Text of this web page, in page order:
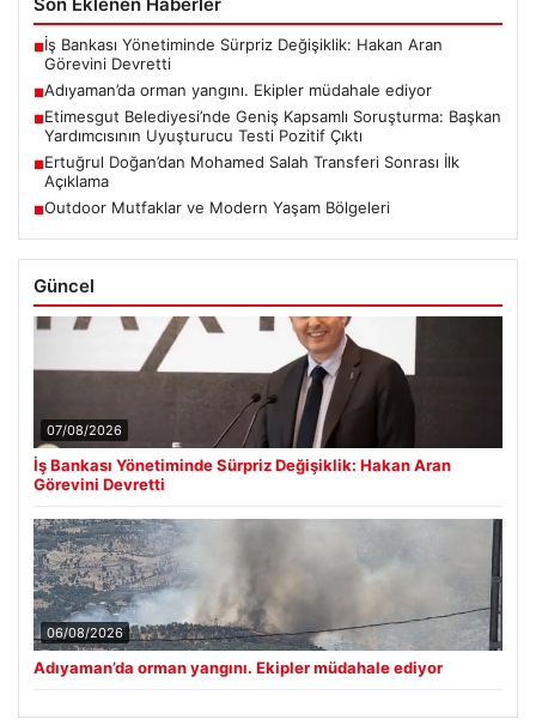
■İş Bankası Yönetiminde Sürpriz Değişiklik: Hakan Aran
Görevini Devretti
■Adıyaman’da orman yangını. Ekipler müdahale ediyor
■Etimesgut Belediyesi’nde Geniş Kapsamlı Soruşturma: Başkan
Yardımcısının Uyuşturucu Testi Pozitif Çıktı
■Ertuğrul Doğan’dan Mohamed Salah Transferi Sonrası İlk
Açıklama
■Outdoor Mutfaklar ve Modern Yaşam Bölgeleri
Güncel
07/08/2026
İş Bankası Yönetiminde Sürpriz Değişiklik: Hakan Aran
Görevini Devretti
06/08/2026
Adıyaman’da orman yangını. Ekipler müdahale ediyor